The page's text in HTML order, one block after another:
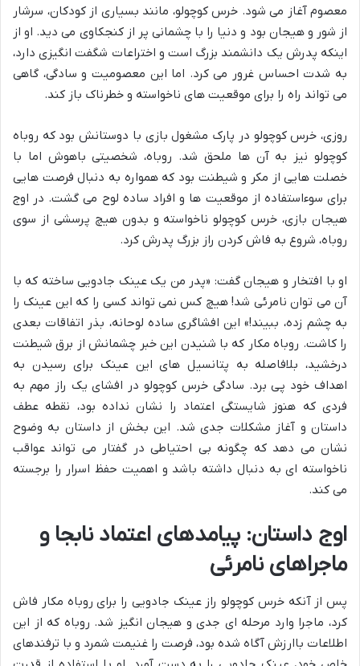
معصوم آغاز می شود. خرس کوچولو، مانند بسیاری از کودکان، سرشار
از شور و هیجان بود و دنیا را با چشمانی پر از کنجکاوی می دید. او از
اینکه پدرش یک دانشمند بزرگ است و اختراعات شگفت انگیزی دارد،
به شدت احساس غرور می کرد. اما این معصومیت و سادگی، گاهی
می تواند راه را برای موقعیت های ناخواسته و خطرناک باز کند.
روزی، خرس کوچولو در پارک مشغول بازی با دوستانش بود که روباه
کوچولو نیز به آن ها ملحق شد. روباه، شخصیتی باهوش اما با
خصلت هایی از مکر و شیطنت بود که همواره به دنبال فرصت هایی
برای سوءاستفاده از موقعیت ها و افراد ساده لوح می گشت. در اوج
هیجان بازی، خرس کوچولو ناخواسته و بدون هیچ پرسشی از سوی
روباه، شروع به فاش کردن راز بزرگ پدرش کرد.
او با افتخار و هیجان گفت: «پدر من یک عینک جادویی ساخته که با
آن می توان نامرئی شد! هیچ کس نمی تواند کسی را که این عینک را
به چشم زده، ببیند!» این افشاگری ساده لوحانه، بذر اتفاقات بعدی
را کاشت. روباه مکار که با شنیدن این خبر چشمانش از برق شیطنت
درخشید، بلافاصله به پتانسیل های این عینک برای رسیدن به
اهداف خود پی برد. سادگی خرس کوچولو در افشای یک راز مهم به
فردی که هنوز شایستگی اعتماد را نشان نداده بود، نقطه عطف
داستان و آغاز مشکلات جدی شد. این بخش از داستان به وضوح
نشان می دهد که چگونه بی احتیاطی در گفتار می تواند عواقب
ناخواسته ای به دنبال داشته باشد و اهمیت حفظ اسرار را برجسته
می کند.
اوج داستان: پیامدهای اعتماد نابجا و
ماجراهای نامرئی
پس از آنکه خرس کوچولو راز عینک جادویی را برای روباه مکار فاش
کرد، ماجرا وارد مرحله ای جدی و هیجان انگیز شد. روباه که از این
اطلاعات باارزش آگاه شده بود، فرصت را غنیمت شمرد و با ترفندهای